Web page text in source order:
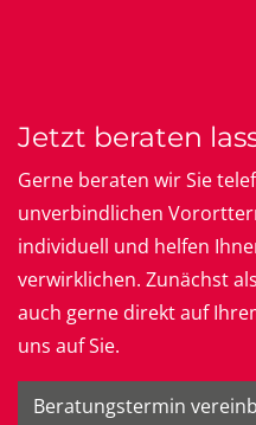
Jetzt beraten
Gerne beraten wir Sie
unverbindlichen
individuell und helfen
verwirklichen. Zunächst
auch gerne direkt auf
uns auf Sie.
Beratungstermin